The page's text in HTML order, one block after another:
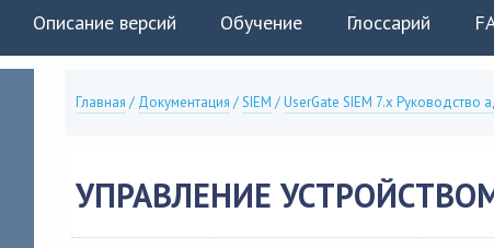
Описание версий Обучение Глоссарий
Главная / Документация /SIEM /UserGate SIEM 7.x Руководство
УПРАВЛЕНИЕ